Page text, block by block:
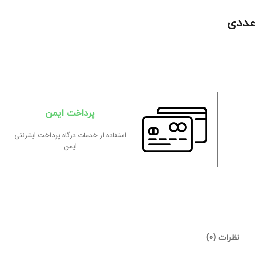
پرداخت ایمن
استفاده از خدمات درگاه پرداخت اینترنتی
ایمن
نظرات (0)